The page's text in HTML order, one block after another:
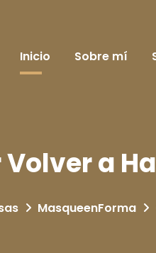
Inicio Sobre mí
a
MasqueenForma